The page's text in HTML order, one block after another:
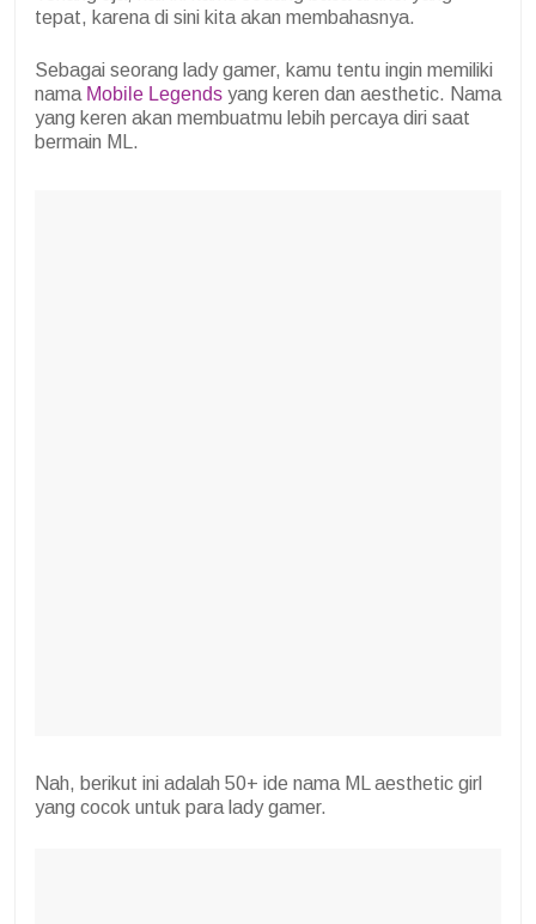
tepat, karena di sini kita akan membahasnya.
Sebagai seorang lady gamer, kamu tentu ingin memiliki
nama Mobile Legends yang keren dan aesthetic. Nama
yang keren akan membuatmu lebih percaya diri saat
bermain ML.
Nah, berikut ini adalah 50+ ide nama ML aesthetic girl
yang cocok untuk para lady gamer.